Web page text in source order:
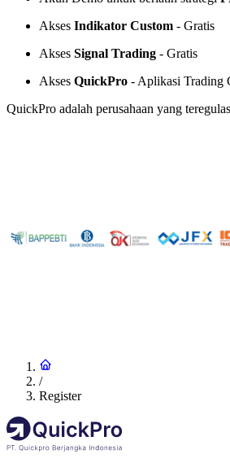
Akses Indikator Custom - Gratis
Akses Signal Trading - Gratis
Akses QuickPro - Aplikasi Trading
QuickPro adalah perusahaan yang
/
Register